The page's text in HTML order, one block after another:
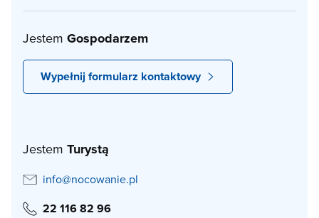
Jestem Gospodarzem
Wypełnij formularz kontaktowy
Jestem Turystą
info@nocowanie.pl
22 116 82 96